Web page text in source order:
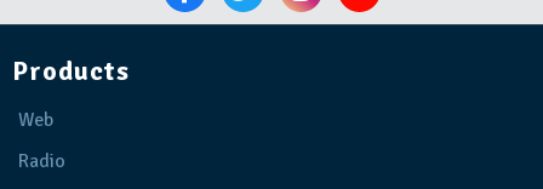
Products
Web
Radio